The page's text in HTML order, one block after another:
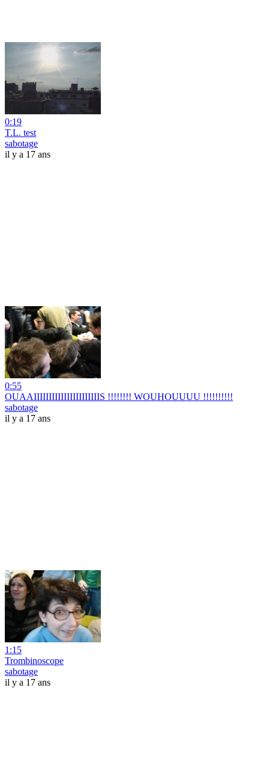
0:19
T.L. test
sabotage
il y a 17 ans
0:55
OUAAIIIIIIIIIIIIIIIIIIIIIIS !!!!!!!! WOUHOUUUU !!!!!!!!!!
sabotage
il y a 17 ans
1:15
Trombinoscope
sabotage
il y a 17 ans